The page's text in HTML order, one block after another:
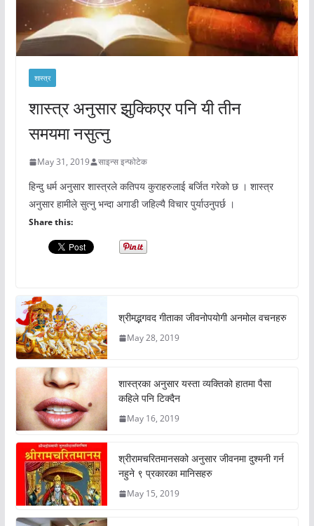
शास्त्र
शास्त्र अनुसार झुक्किएर पनि यी तीन
समयमा नसुत्नु
May 31, 2019 साइन्स इन्फोटेक
हिन्दु धर्म अनुसार शास्त्रले कतिपय कुराहरुलाई बर्जित गरेको छ । शास्त्र
अनुसार हामीले सुत्नु भन्दा अगाडी जहिल्यै विचार पुर्याउनुपर्छ ।
Share this:
श्रीमद्भगवद गीताका जीवनोपयोगी अनमोल वचनहरु
May 28, 2019
शास्त्रका अनुसार यस्ता व्यक्तिको हातमा पैसा
कहिले पनि टिक्दैन
May 16, 2019
श्रीरामचरितमानसको अनुसार जीवनमा दुश्मनी गर्न
नहुने ९ प्रकारका मानिसहरु
May 15, 2019